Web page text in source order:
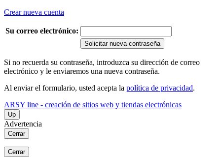
Crear nueva cuenta
Su correo electrónico:
Solicitar nueva contraseña
Si no recuerda su contraseña, introduzca su dirección de correo
electrónico y le enviaremos una nueva contraseña.
Al enviar el formulario, usted acepta la política de privacidad.
ARSY line - creación de sitios web y tiendas electrónicas
Up
Advertencia
Cerrar
Cerrar